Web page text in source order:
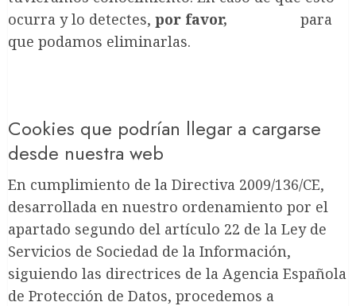
ocurra y lo detectes, por favor,
para
que podamos eliminarlas.
Cookies que podrían llegar a cargarse
desde nuestra web
En cumplimiento de la Directiva 2009/136/CE,
desarrollada en nuestro ordenamiento por el
apartado segundo del artículo 22 de la Ley de
Servicios de Sociedad de la Información,
siguiendo las directrices de la Agencia Española
de Protección de Datos, procedemos a